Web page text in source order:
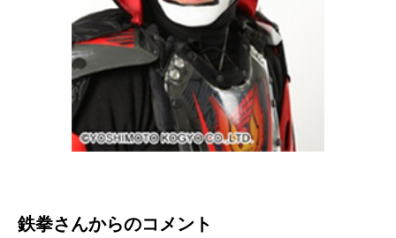
鉄拳さんからのコメント